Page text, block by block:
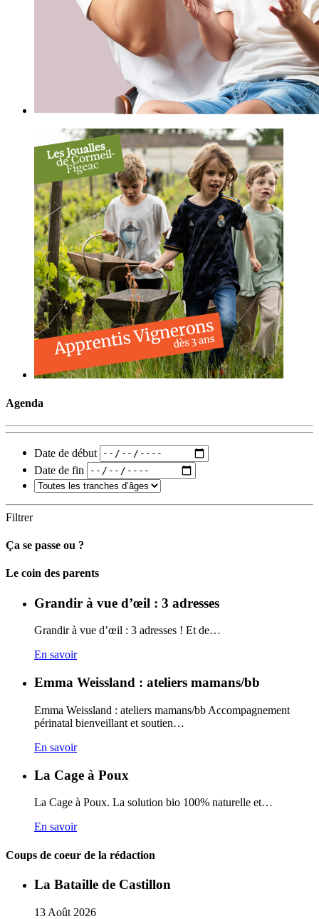
Agenda
Date de début
Date de fin
Filtrer
Ça se passe ou ?
Carto
Le coin des parents
Grandir à vue d’œil : 3 adresses
Grandir à vue d’œil : 3 adresses ! Et de…
En savoir
Emma Weissland : ateliers mamans/bb
Emma Weissland : ateliers mamans/bb Accompagnement
périnatal bienveillant et soutien…
En savoir
La Cage à Poux
La Cage à Poux. La solution bio 100% naturelle et…
En savoir
Coups de coeur de la rédaction
La Bataille de Castillon
13 Août 2026